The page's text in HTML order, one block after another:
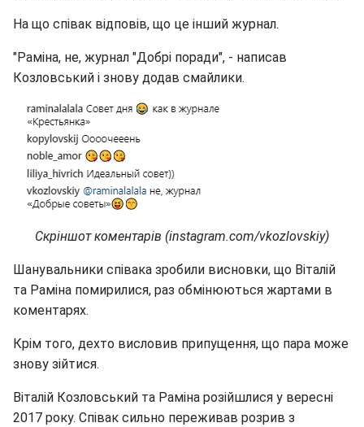
На що співак відповів, що це інший журнал.
"Раміна, не, журнал "Добрі поради", - написав
Козловський і знову додав смайлики.
Скріншот коментарів (instagram.com/vkozlovskiy)
Шанувальники співака зробили висновки, що Віталій
та Раміна помирилися, раз обмінюються жартами в
коментарях.
Крім того, дехто висловив припущення, що пара може
знову зійтися.
Віталій Козловський та Раміна розійшлися у вересні
2017 року. Співак сильно переживав розрив з